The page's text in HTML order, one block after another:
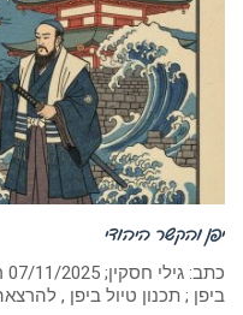
יפן והקשר היהודי
ביפן ; תכנון טיול ביפן ,